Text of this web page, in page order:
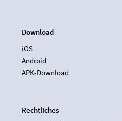
Download
iOS
Android
APK-Download
Rechtliches